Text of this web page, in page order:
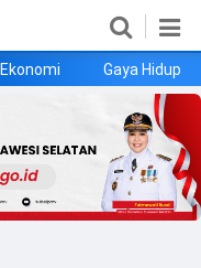
Ekonomi Gaya Hidup